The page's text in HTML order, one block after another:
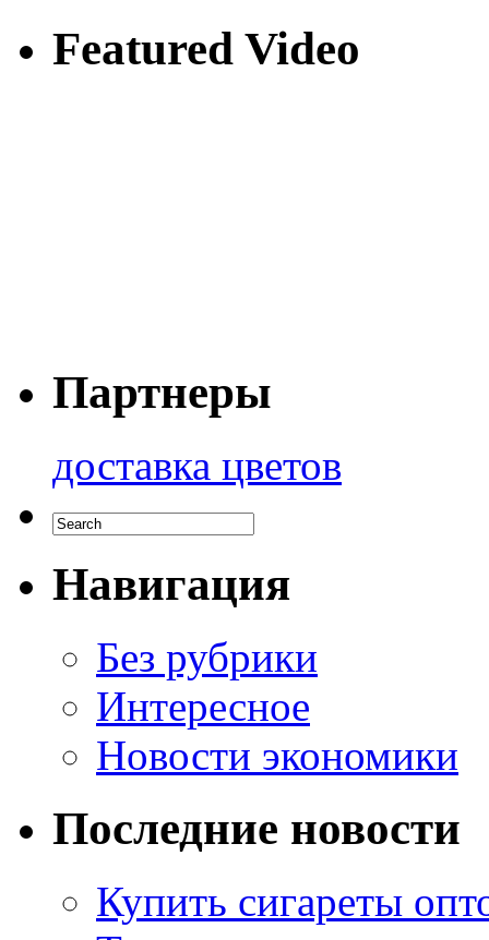
Featured Video
Партнеры
доставка цветов
Навигация
Без рубрики
Интересное
Новости экономики
Последние новости
Купить сигареты